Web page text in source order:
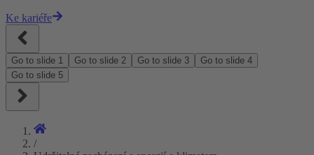
Ke kariéře
Go to slide 1 Go to slide 2 Go to slide 3 Go to slide 4
Go to slide 5
/